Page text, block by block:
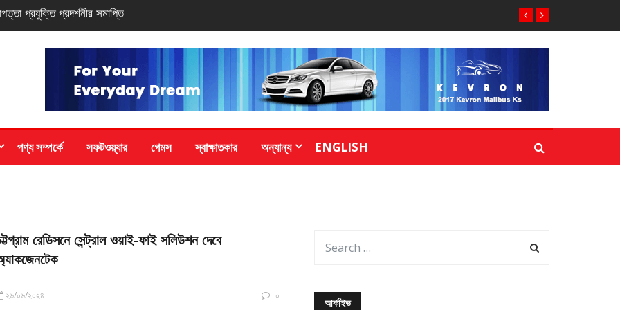
সিরিজ স্মার্টফোন
পণ্য সম্পর্কে সফটওয়্যার গেমস স্বাক্ষাতকার অন্যান্য ENGLISH
রেডিসনে সেন্ট্রাল ওয়াই-ফাই সলিউশন দেবে
২৬/০৬/২০২৪ ০
আর্কাইভ